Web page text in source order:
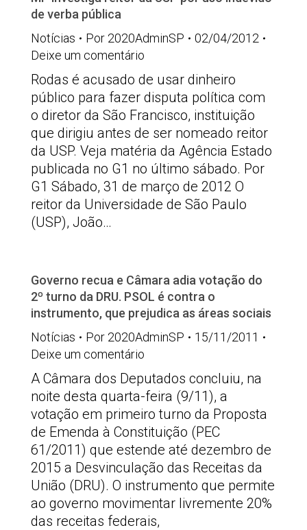
de verba pública
Notícias
Por 2020AdminSP
02/04/2012
Deixe um comentário
Rodas é acusado de usar dinheiro
público para fazer disputa política com
o diretor da São Francisco, instituição
que dirigiu antes de ser nomeado reitor
da USP. Veja matéria da Agência Estado
publicada no G1 no último sábado. Por
G1 Sábado, 31 de março de 2012 O
reitor da Universidade de São Paulo
(USP), João…
Governo recua e Câmara adia votação do
2º turno da DRU. PSOL é contra o
instrumento, que prejudica as áreas sociais
Notícias
Por 2020AdminSP
15/11/2011
Deixe um comentário
A Câmara dos Deputados concluiu, na
noite desta quarta-feira (9/11), a
votação em primeiro turno da Proposta
de Emenda à Constituição (PEC
61/2011) que estende até dezembro de
2015 a Desvinculação das Receitas da
União (DRU). O instrumento que permite
ao governo movimentar livremente 20%
das receitas federais,